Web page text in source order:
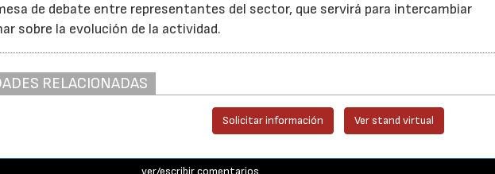
de debate entre representantes del sector, que servirá para intercambiar
sobre la evolución de la actividad.
RELACIONADAS
Solicitar información Ver stand virtual
ver/escribir comentarios